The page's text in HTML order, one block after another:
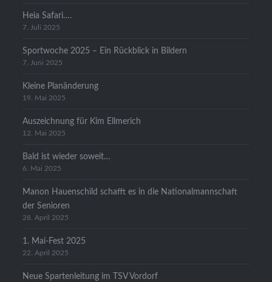
Heia Safari….
7. Juli 2025
Sportwoche 2025 – Ein Rückblick in Bildern
7. Juni 2025
Kleine Planänderung
19. Mai 2025
Auszeichnung für Kim Ellmerich
12. Mai 2025
Bald ist wieder soweit…
6. Mai 2025
Manon Hauenschild schafft es in die Nationalmannschaft
der Senioren
28. April 2025
1. Mai-Fest 2025
22. April 2025
Neue Spartenleitung im TSV Vordorf